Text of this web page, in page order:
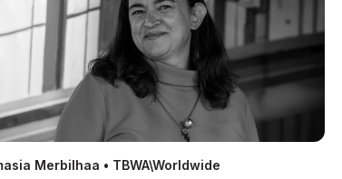
Merbilhaa • TBWA\Worldwide